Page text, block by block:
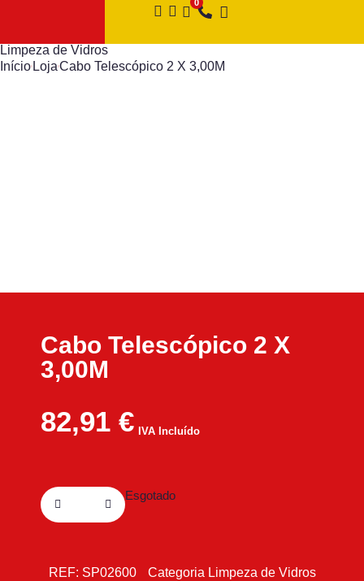
Limpeza de Vidros
Início LojaCabo Telescópico 2 X 3,00M
Cabo Telescópico 2 X
3,00M
82,91 € IVA Incluído
Esgotado
REF: SP02600 Categoria Limpeza de Vidros